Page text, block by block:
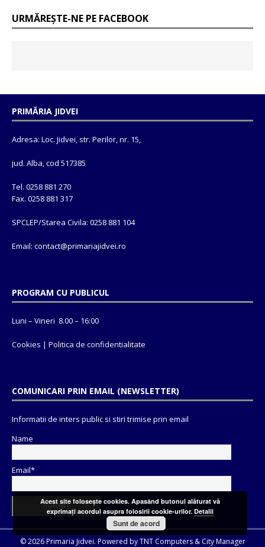
URMĂREȘTE-NE PE FACEBOOK
PRIMĂRIA JIDVEI
Adresa: Loc. Jidvei, str. Perilor, nr. 15,
jud. Alba, cod 517385
Tel. 0258 881 270
Fax. 0258 881 317
SPCLEP/Starea Civila: 0258 881 104
Email: contact@primariajidvei.ro
PROGRAM CU PUBLICUL
Luni – Vineri 8.00 – 16:00
Cookies | Politica de confidentialitate
COMUNICARI PRIN EMAIL (NEWSLETTER)
Informatii de inters public si stiri trimise prin email
Name
Email*
© 2026 Primaria Jidvei. Powered byTNT Computers& City Manager
Acest site foloseşte cookies. Apasând butonul alăturat vă
exprimaţi acordul asupra folosirii cookie-urilor.Detalii
Sunt de acord